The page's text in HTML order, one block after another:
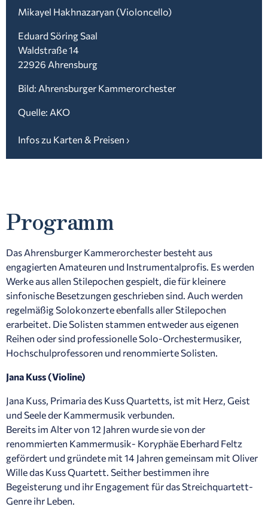
Mikayel Hakhnazaryan (Violoncello)
Eduard Söring Saal
Waldstraße 14
22926 Ahrensburg
Bild: Ahrensburger Kammerorchester
Quelle: AKO
Infos zu Karten & Preisen ›
Programm
Das Ahrensburger Kammerorchester besteht aus
engagierten Amateuren und Instrumentalprofis. Es werden
Werke aus allen Stilepochen gespielt, die für kleinere
sinfonische Besetzungen geschrieben sind. Auch werden
regelmäßig Solokonzerte ebenfalls aller Stilepochen
erarbeitet. Die Solisten stammen entweder aus eigenen
Reihen oder sind professionelle Solo-Orchestermusiker,
Hochschulprofessoren und renommierte Solisten.
Jana Kuss (Violine)
Jana Kuss, Primaria des Kuss Quartetts, ist mit Herz, Geist
und Seele der Kammermusik verbunden.
Bereits im Alter von 12 Jahren wurde sie von der
renommierten Kammermusik- Koryphäe Eberhard Feltz
gefördert und gründete mit 14 Jahren gemeinsam mit Oliver
Wille das Kuss Quartett. Seither bestimmen ihre
Begeisterung und ihr Engagement für das Streichquartett-
Genre ihr Leben.